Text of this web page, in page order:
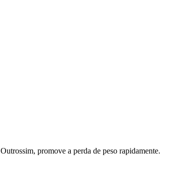
Outrossim, promove a perda de peso rapidamente.